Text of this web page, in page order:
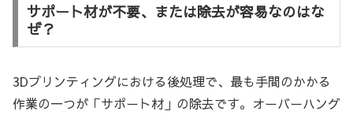
サポート材が不要、または除去が容易なのはな
ぜ？
3Dプリンティングにおける後処理で、最も手間のかかる
作業の一つが「サポート材」の除去です。オーバーハング